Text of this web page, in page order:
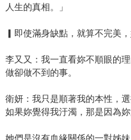
懂。在《所有的過去，都將
新思考家庭與愛的意義。吳
從她的人生中找出什麼樣的
著，又懷抱著什麼樣的情懷
現在刻畫理解。 而另一本《
人生的真相。」
▎即使滿身缺點，就算不完美
李又又：我一直看妳不順眼的
做卻做不到的事。
衛妍：我只是順著我的本性，
如果妳覺得我汙濁，那是因為